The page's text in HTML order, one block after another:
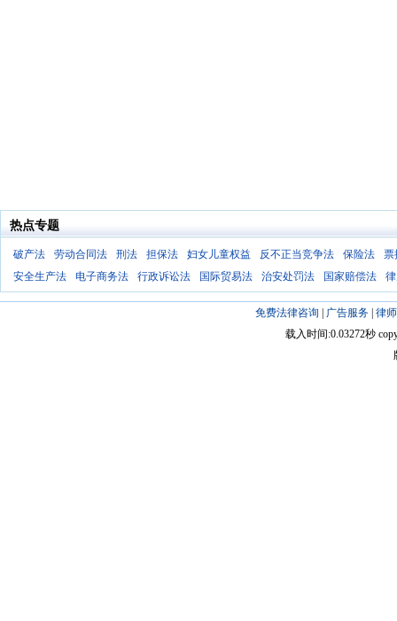
热点专题
破产法 劳动合同法 刑法 担保法 妇女儿童权益 反不正当竞争法 保险法
票
安全生产法
电子商务法 行政诉讼法 国际贸易法 治安处罚法 国家赔偿法
免费法律咨询 广告服务| 律
载入时间:0.03272秒